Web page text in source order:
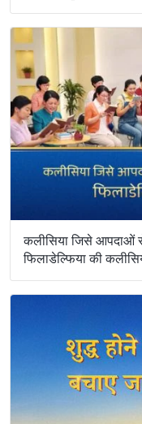
कलीसिया जिसे आपदाओं से
फिलाडेल्फिया की